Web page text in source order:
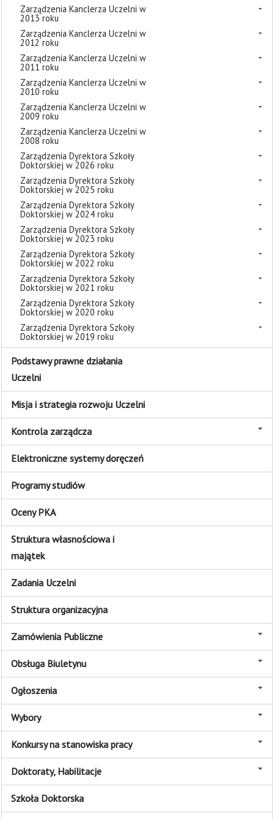
Zarządzenia Kanclerza Uczelni w
2013 roku
Zarządzenia Kanclerza Uczelni w
2012 roku
Zarządzenia Kanclerza Uczelni w
2011 roku
Zarządzenia Kanclerza Uczelni w
2010 roku
Zarządzenia Kanclerza Uczelni w
2009 roku
Zarządzenia Kanclerza Uczelni w
2008 roku
Zarządzenia Dyrektora Szkoły
Doktorskiej w 2026 roku
Zarządzenia Dyrektora Szkoły
Doktorskiej w 2025 roku
Zarządzenia Dyrektora Szkoły
Doktorskiej w 2024 roku
Zarządzenia Dyrektora Szkoły
Doktorskiej w 2023 roku
Zarządzenia Dyrektora Szkoły
Doktorskiej w 2022 roku
Zarządzenia Dyrektora Szkoły
Doktorskiej w 2021 roku
Zarządzenia Dyrektora Szkoły
Doktorskiej w 2020 roku
Zarządzenia Dyrektora Szkoły
Doktorskiej w 2019 roku
Podstawy prawne działania
Uczelni
Misja i strategia rozwoju Uczelni
Kontrola zarządcza
Elektroniczne systemy doręczeń
Programy studiów
Oceny PKA
Struktura własnościowa i
majątek
Zadania Uczelni
Struktura organizacyjna
Zamówienia Publiczne
Obsługa Biuletynu
Ogłoszenia
Wybory
Konkursy na stanowiska pracy
Doktoraty, Habilitacje
Szkoła Doktorska